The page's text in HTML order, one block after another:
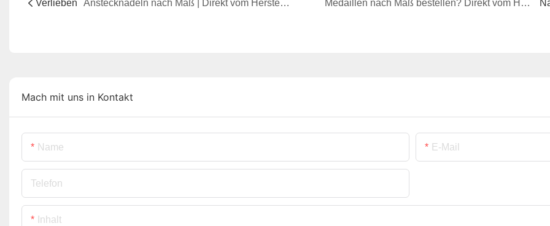
Verlieben Anstecknadeln nach Maß | Direkt vom Hersteller Medaillen nach Maß bestellen? Direkt vom Hersteller! Ever Rich Gift: Preise direkt vom Hersteller, garantierte Qualität.
Mach mit uns in Kontakt
Name E-Mail
Telefon
Inhalt